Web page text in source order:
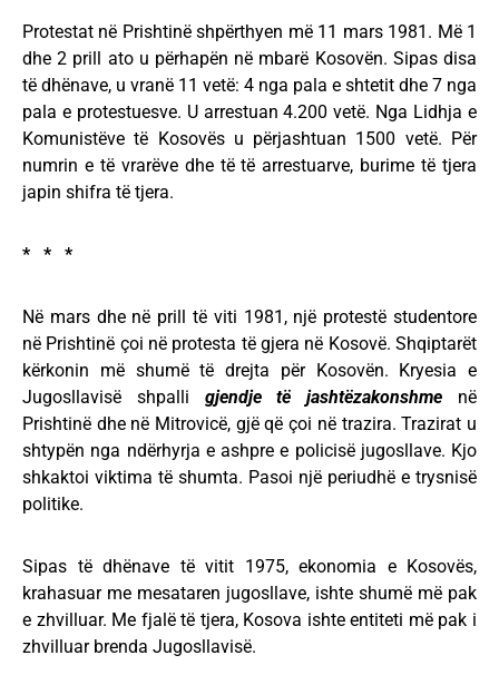
Protestat në Prishtinë shpërthyen më 11 mars 1981. Më 1
dhe 2 prill ato u përhapën në mbarë Kosovën. Sipas disa
të dhënave, u vranë 11 vetë: 4 nga pala e shtetit dhe 7 nga
pala e protestuesve. U arrestuan 4.200 vetë. Nga Lidhja e
Komunistëve të Kosovës u përjashtuan 1500 vetë. Për
numrin e të vrarëve dhe të të arrestuarve, burime të tjera
japin shifra të tjera.
* * *
Në mars dhe në prill të viti 1981, një protestë studentore
në Prishtinë çoi në protesta të gjera në Kosovë. Shqiptarët
kërkonin më shumë të drejta për Kosovën. Kryesia e
Jugosllavisë shpalli gjendje të jashtëzakonshme në
Prishtinë dhe në Mitrovicë, gjë që çoi në trazira. Trazirat u
shtypën nga ndërhyrja e ashpre e policisë jugosllave. Kjo
shkaktoi viktima të shumta. Pasoi një periudhë e trysnisë
politike.
Sipas të dhënave të vitit 1975, ekonomia e Kosovës,
krahasuar me mesataren jugosllave, ishte shumë më pak
e zhvilluar. Me fjalë të tjera, Kosova ishte entiteti më pak i
zhvilluar brenda Jugosllavisë.